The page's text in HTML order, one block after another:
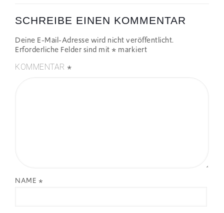
SCHREIBE EINEN KOMMENTAR
Deine E-Mail-Adresse wird nicht veröffentlicht.
Erforderliche Felder sind mit * markiert
KOMMENTAR *
NAME *